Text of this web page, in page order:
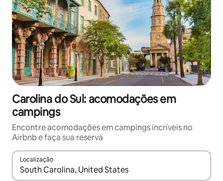
Carolina do Sul: acomodações em
campings
Encontre acomodações em campings incríveis no
Airbnb e faça sua reserva
Localização
Quando os resultados estiverem disponíveis, explore-os